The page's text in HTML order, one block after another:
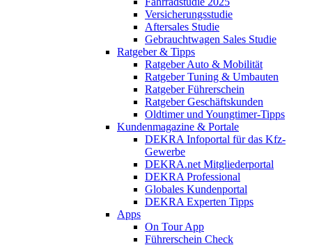
Versicherungsstudie
Aftersales Studie
Gebrauchtwagen Sales Studie
Ratgeber & Tipps
Ratgeber Auto & Mobilität
Ratgeber Tuning & Umbauten
Ratgeber Führerschein
Ratgeber Geschäftskunden
Oldtimer und Youngtimer-Tipps
Kundenmagazine & Portale
DEKRA Infoportal für das Kfz-
Gewerbe
DEKRA.net Mitgliederportal
DEKRA Professional
Globales Kundenportal
DEKRA Experten Tipps
Apps
On Tour App
Führerschein Check